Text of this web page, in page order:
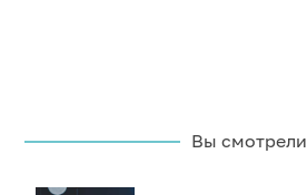
Вы смотрели